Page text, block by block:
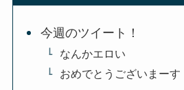
今週のツイート！
なんかエロい
おめでとうございまーす